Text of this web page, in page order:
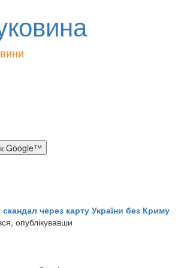
через карту України без Криму
опублікувавши